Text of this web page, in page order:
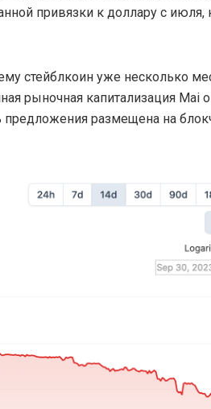
привязки к доллару с
стейблкоин уже несколько
рыночная капитализация Mai
размещена на